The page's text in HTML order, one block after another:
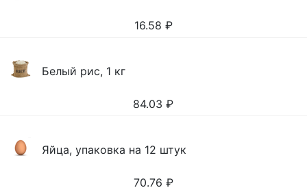
16.58 ₽
Белый рис, 1 кг
84.03 ₽
Яйца, упаковка на 12 штук
70.76 ₽